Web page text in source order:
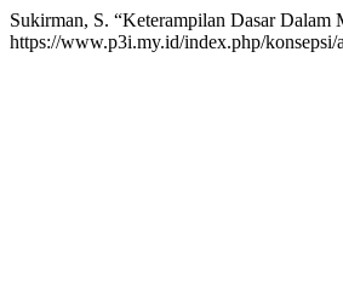
Sukirman, S. “Keterampilan Dasar Dalam
https://www.p3i.my.id/index.php/konsepsi/